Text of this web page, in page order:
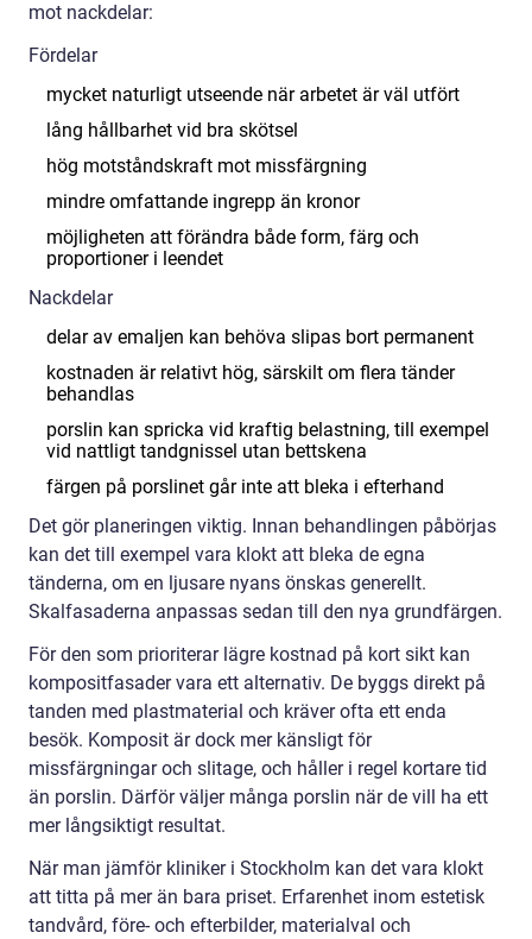
mot nackdelar:
Fördelar
mycket naturligt utseende när arbetet är väl utfört
lång hållbarhet vid bra skötsel
hög motståndskraft mot missfärgning
mindre omfattande ingrepp än kronor
möjligheten att förändra både form, färg och
proportioner i leendet
Nackdelar
delar av emaljen kan behöva slipas bort permanent
kostnaden är relativt hög, särskilt om flera tänder
behandlas
porslin kan spricka vid kraftig belastning, till exempel
vid nattligt tandgnissel utan bettskena
färgen på porslinet går inte att bleka i efterhand
Det gör planeringen viktig. Innan behandlingen påbörjas
kan det till exempel vara klokt att bleka de egna
tänderna, om en ljusare nyans önskas generellt.
Skalfasaderna anpassas sedan till den nya grundfärgen.
För den som prioriterar lägre kostnad på kort sikt kan
kompositfasader vara ett alternativ. De byggs direkt på
tanden med plastmaterial och kräver ofta ett enda
besök. Komposit är dock mer känsligt för
missfärgningar och slitage, och håller i regel kortare tid
än porslin. Därför väljer många porslin när de vill ha ett
mer långsiktigt resultat.
När man jämför kliniker i Stockholm kan det vara klokt
att titta på mer än bara priset. Erfarenhet inom estetisk
tandvård, före- och efterbilder, materialval och